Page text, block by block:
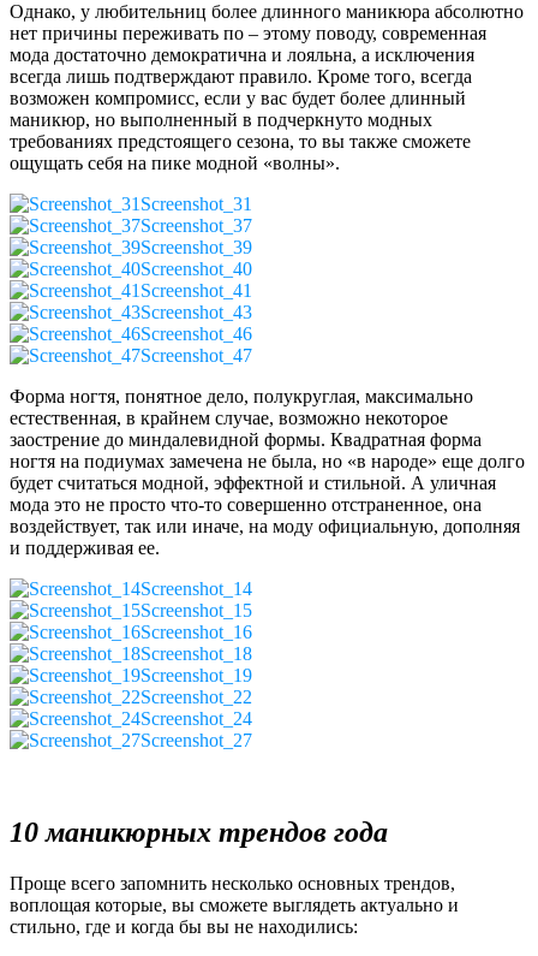
Однако, у любительниц более длинного маникюра абсолютно
нет причины переживать по – этому поводу, современная
мода достаточно демократична и лояльна, а исключения
всегда лишь подтверждают правило. Кроме того, всегда
возможен компромисс, если у вас будет более длинный
маникюр, но выполненный в подчеркнуто модных
требованиях предстоящего сезона, то вы также сможете
ощущать себя на пике модной «волны».
Screenshot_31
Screenshot_37
Screenshot_39
Screenshot_40
Screenshot_41
Screenshot_43
Screenshot_46
Screenshot_47
Форма ногтя, понятное дело, полукруглая, максимально
естественная, в крайнем случае, возможно некоторое
заострение до миндалевидной формы. Квадратная форма
ногтя на подиумах замечена не была, но «в народе» еще долго
будет считаться модной, эффектной и стильной. А уличная
мода это не просто что-то совершенно отстраненное, она
воздействует, так или иначе, на моду официальную, дополняя
и поддерживая ее.
Screenshot_14
Screenshot_15
Screenshot_16
Screenshot_18
Screenshot_19
Screenshot_22
Screenshot_24
Screenshot_27
10 маникюрных трендов года
Проще всего запомнить несколько основных трендов,
воплощая которые, вы сможете выглядеть актуально и
стильно, где и когда бы вы не находились: